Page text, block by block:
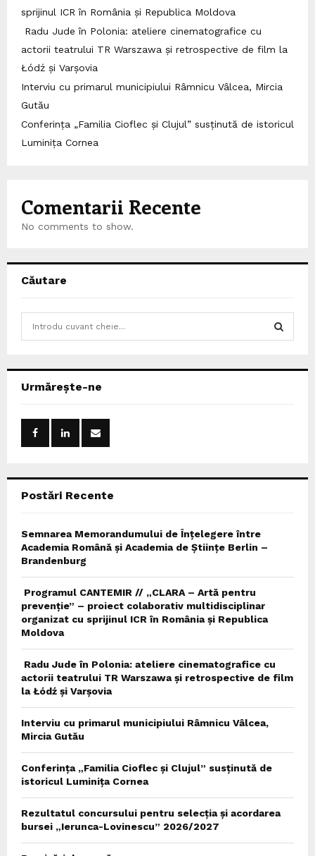
sprijinul ICR în România și Republica Moldova
Radu Jude în Polonia: ateliere cinematografice cu
actorii teatrului TR Warszawa și retrospective de film la
Łódź și Varșovia
Interviu cu primarul municipiului Râmnicu Vâlcea, Mircia
Gutău
Conferința „Familia Cioflec și Clujul” susținută de istoricul
Luminița Cornea
Comentarii Recente
No comments to show.
Căutare
h
Urmărește-ne
Postări Recente
Semnarea Memorandumului de Înțelegere între
Academia Română și Academia de Științe Berlin –
Brandenburg
Programul CANTEMIR // „CLARA – Artă pentru
prevenție” – proiect colaborativ multidisciplinar
organizat cu sprijinul ICR în România și Republica
Moldova
Radu Jude în Polonia: ateliere cinematografice cu
actorii teatrului TR Warszawa și retrospective de film
la Łódź și Varșovia
Interviu cu primarul municipiului Râmnicu Vâlcea,
Mircia Gutău
Conferința „Familia Cioflec și Clujul” susținută de
istoricul Luminița Cornea
Rezultatul concursului pentru selecția și acordarea
bursei „Ierunca-Lovinescu” 2026/2027